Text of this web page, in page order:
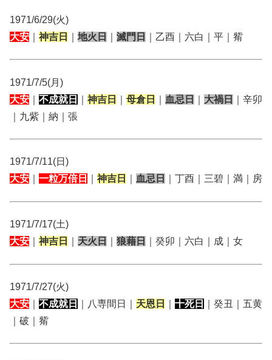
1971/6/29(火)
大安
神吉日 地火日 滅門日 ｜乙酉｜六白｜平｜觜
1971/7/5(月)
大安
不成就日 神吉日 母倉日 血忌日 大禍日
｜辛卯
｜九紫｜納｜張
1971/7/11(日)
大安
一粒万倍日 神吉日 血忌日 ｜丁酉｜三碧｜満｜房
1971/7/17(土)
大安
神吉日 天火日 狼藉日 ｜癸卯｜六白｜成｜女
1971/7/27(火)
大安
不成就日 ｜八専間日｜ 天恩日 十死日
｜癸丑｜五黄
｜破｜觜